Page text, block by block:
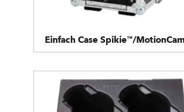
Einfach Case Spikie™/